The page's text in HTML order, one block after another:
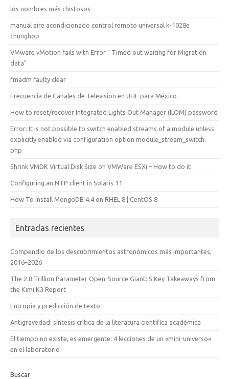
los nombres más chistosos
manual aire acondicionado control remoto universal k-1028e
chunghop
VMware vMotion fails with Error " Timed out waiting for Migration
data"
fmadm faulty clear
Frecuencia de Canales de Television en UHF para México
How to reset/recover Integrated Lights Out Manager (ILOM) password
Error: It is not possible to switch enabled streams of a module unless
explicitly enabled via configuration option module_stream_switch.
php
Shrink VMDK Virtual Disk Size on VMWare ESXi – How to do it
Configuring an NTP client in Solaris 11
How To Install MongoDB 4.4 on RHEL 8 | CentOS 8
Entradas recientes
Compendio de los descubrimientos astronómicos más importantes,
2016–2026
The 2.8 Trillion Parameter Open-Source Giant: 5 Key Takeaways from
the Kimi K3 Report
Entropía y predicción de texto
Antigravedad: síntesis crítica de la literatura científica académica
El tiempo no existe, es emergente: 4 lecciones de un «mini-universo»
en el laboratorio
Buscar